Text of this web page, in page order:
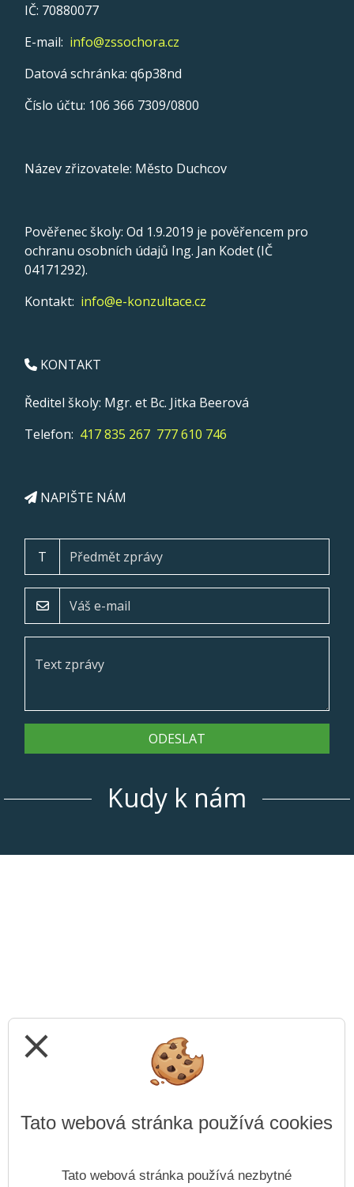
IČ: 70880077
E-mail: info@zssochora.cz
Datová schránka: q6p38nd
Číslo účtu: 106 366 7309/0800
Název zřizovatele: Město Duchcov
Pověřenec školy: Od 1.9.2019 je pověřencem pro
ochranu osobních údajů Ing. Jan Kodet (IČ
04171292).
Kontakt: info@e-konzultace.cz
KONTAKT
Ředitel školy: Mgr. et Bc. Jitka Beerová
Telefon: 417 835 267 777 610 746
NAPIŠTE NÁM
T
ODESLAT
Kudy k nám
close
Tato webová stránka používá cookies
Tato webová stránka používá nezbytné